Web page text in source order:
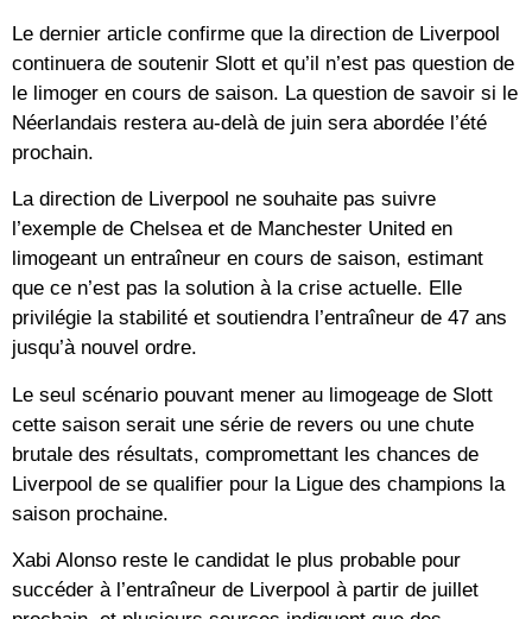
Le dernier article confirme que la direction de Liverpool
continuera de soutenir Slott et qu’il n’est pas question de
le limoger en cours de saison. La question de savoir si le
Néerlandais restera au-delà de juin sera abordée l’été
prochain.
La direction de Liverpool ne souhaite pas suivre
l’exemple de Chelsea et de Manchester United en
limogeant un entraîneur en cours de saison, estimant
que ce n’est pas la solution à la crise actuelle. Elle
privilégie la stabilité et soutiendra l’entraîneur de 47 ans
jusqu’à nouvel ordre.
Le seul scénario pouvant mener au limogeage de Slott
cette saison serait une série de revers ou une chute
brutale des résultats, compromettant les chances de
Liverpool de se qualifier pour la Ligue des champions la
saison prochaine.
Xabi Alonso reste le candidat le plus probable pour
succéder à l’entraîneur de Liverpool à partir de juillet